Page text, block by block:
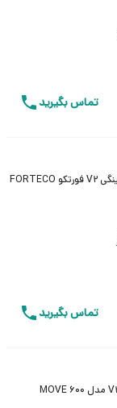
تماس بگیرید
موتور ریلی پارکینگی V2 فورتکو FORTECO
تماس بگیرید